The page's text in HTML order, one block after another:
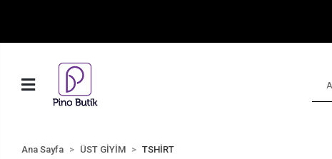
Ana Sayfa ÜST GİYİM TSHİRT